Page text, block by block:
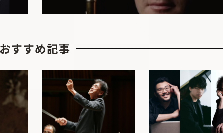
おすすめ記事